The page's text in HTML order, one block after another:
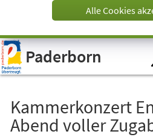
Visuelle
Assistenzsoftware
öffnen.
Alle Cookies
Paderborn
Kammerkonzert
Abend voller